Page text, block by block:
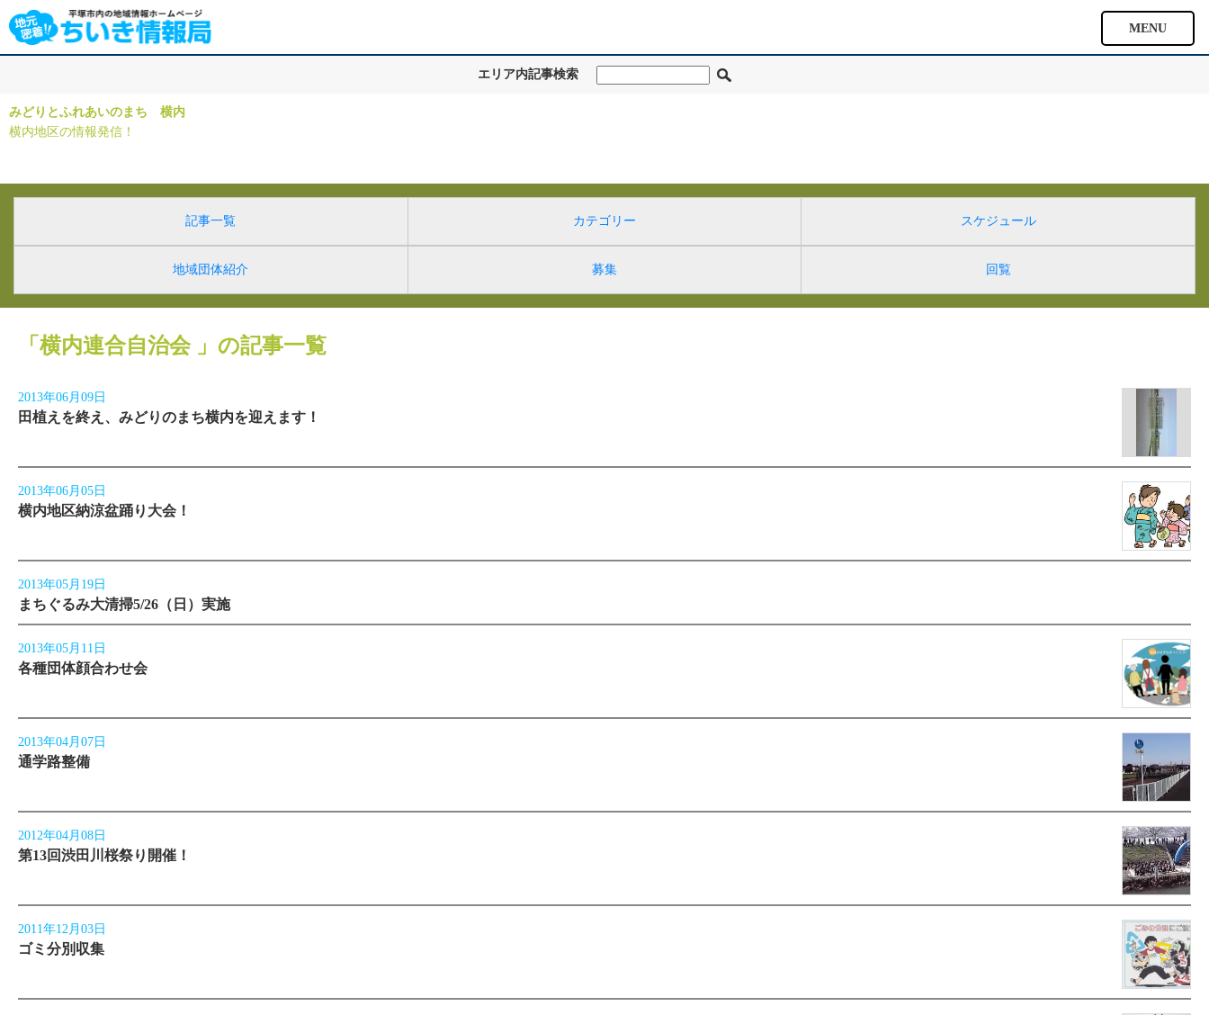
MENU
エリア内記事検索
みどりとふれあいのまち 横内
横内地区の情報発信！
記事一覧 カテゴリー スケジュール
地域団体紹介 募集 回覧
「横内連合自治会 」の記事一覧
2013年06月09日
田植えを終え、みどりのまち横内を迎えます！
2013年06月05日
横内地区納涼盆踊り大会！
2013年05月19日
まちぐるみ大清掃5/26（日）実施
2013年05月11日
各種団体顔合わせ会
2013年04月07日
通学路整備
2012年04月08日
第13回渋田川桜祭り開催！
2011年12月03日
ゴミ分別収集